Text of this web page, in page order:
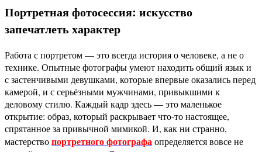
Портретная фотосессия: искусство
запечатлеть характер
Работа с портретом — это всегда история о человеке, а не о
технике. Опытные фотографы умеют находить общий язык и
с застенчивыми девушками, которые впервые оказались перед
камерой, и с серьёзными мужчинами, привыкшими к
деловому стилю. Каждый кадр здесь — это маленькое
открытие: образ, который раскрывает что-то настоящее,
спрятанное за привычной мимикой. И, как ни странно,
мастерствопортретного фотографаопределяется вовсе не